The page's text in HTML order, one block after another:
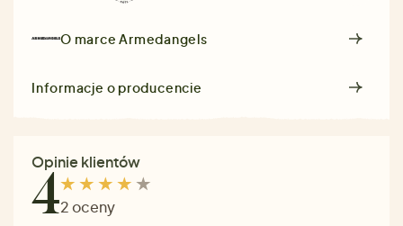
O marceArmedangels
Informacje o producencie
Opinie klientów
42 oceny